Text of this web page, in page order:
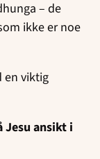
– de
ikke er noe
en viktig
Jesu ansikt i